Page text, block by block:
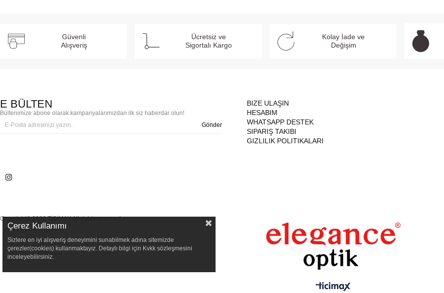
Güvenli
Alışveriş
Ücretsiz ve
Sigortalı Kargo
Kolay İade ve
Değişim
E BÜLTEN
Bültenimize abone olarak kampanyalarımızdan ilk siz haberdar olun!
Gönder
BIZE ULAŞIN
HESABIM
WHATSAPP DESTEK
SIPARIŞ TAKIBI
GIZLILIK POLITIKALARI
Copyright© 2026 TİCİMAX All rights reserved.
Çerez Kullanımı
Sizlere en iyi alışveriş deneyimini sunabilmek adına sitemizde
çerezler(cookies) kullanmaktayız. Detaylı bilgi için Kvkk sözleşmesini
inceleyebilirsiniz.